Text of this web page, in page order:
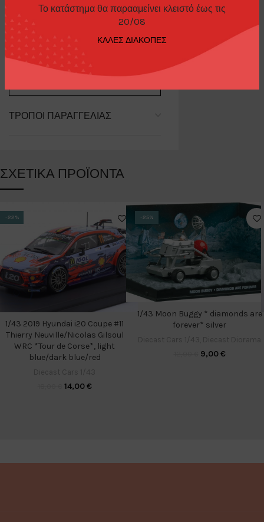
Το κατάστημα θα παρααμείνει κλειστό έως τις
20/08
ΚΑΛΕΣ ΔΙΑΚΟΠΕΣ
ΕΠΙΠΛΈΟΝ ΠΛΗΡΟΦΟΡΊΕΣ
AW Autoworld
ΤΡΌΠΟΙ ΠΑΡΑΓΓΕΛΊΑΣ
ΣΧΕΤΙΚΆ ΠΡΟΪΌΝΤΑ
-22%
1/43 2019 Hyundai i20 Coupe #11
Thierry Neuville/Nicolas Gilsoul
WRC *Tour de Corse*, light
blue/dark blue/red
14,00€
-25%
1/43 Moon Buggy * diamonds are
forever* silver
9,00€